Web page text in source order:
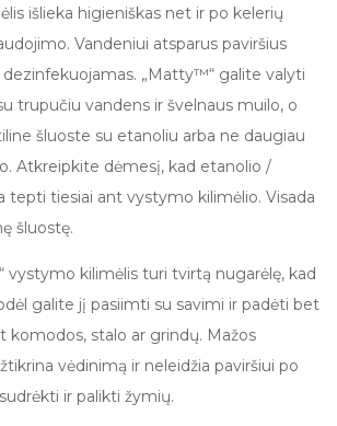
išlieka higieniškas net ir po kelerių
Vandeniui atsparus paviršius
„Matty™“ galite valyti
trupučiu vandens ir švelnaus muilo, o
šluoste su etanoliu arba ne daugiau
Atkreipkite dėmesį, kad etanolio /
tepti tiesiai ant vystymo kilimėlio. Visada
šluostę.
vystymo kilimėlis turi tvirtą nugarėlę, kad
galite jį pasiimti su savimi ir padėti bet
komodos, stalo ar grindų. Mažos
vėdinimą ir neleidžia paviršiui po
ir palikti žymių.